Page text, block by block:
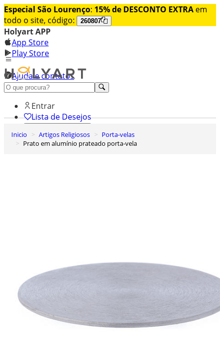
Especial São Lourenço: 15% de DESCONTO EXTRA em
todo o site, código:
260807
Holyart APP
App Store
Play Store
Ajuda e contatos
Conheça premium
Entrar
Lista de Desejos
0
Carrinho de Compras
Inicio Artigos Religiosos
Porta-velas
Prato em alumínio prateado porta-vela